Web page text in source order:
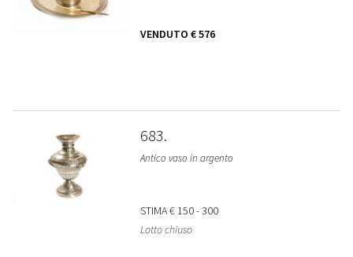
VENDUTO € 576
683
Antico vaso in argento
STIMA€ 150 - 300
Lotto chiuso